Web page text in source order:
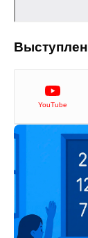
YouTube